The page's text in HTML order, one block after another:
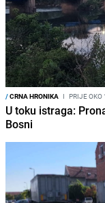
/CRNA HRONIKA I PRIJE OKO
U toku istraga:
Bosni